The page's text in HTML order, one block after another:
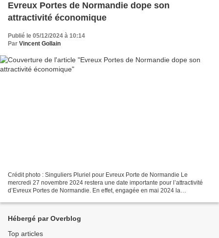
Evreux Portes de Normandie dope son
attractivité économique
Publié le 05/12/2024 à 10:14
Par Vincent Gollain
Crédit photo : Singuliers Pluriel pour Evreux Porte de Normandie Le
mercredi 27 novembre 2024 restera une date importante pour l’attractivité
d’Evreux Portes de Normandie. En effet, engagée en mai 2024 la
Hébergé par Overblog
Top articles